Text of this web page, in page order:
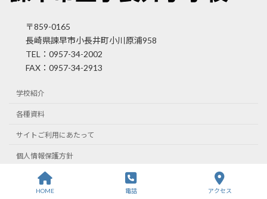
〒859-0165
長崎県諫早市小長井町小川原浦958
TEL：0957-34-2002
FAX：0957-34-2913
学校紹介
各種資料
サイトご利用にあたって
個人情報保護方針
Copyright (C) Konagai Elementary School Allrights Reserved.
HOME
電話 アクセス